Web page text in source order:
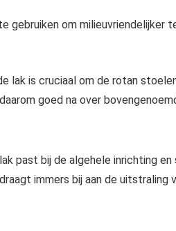
gebruiken om milieuvriendelijker
lak is cruciaal om de rotan
goed na over
past bij de algehele inrichting en
immers bij aan de uitstraling